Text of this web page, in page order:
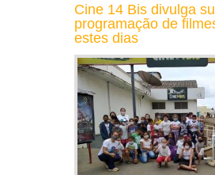
Cine 14 Bis divulga
programação de
estes dias